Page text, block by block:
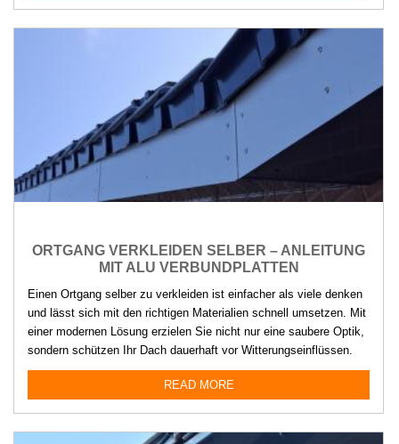
ORTGANG VERKLEIDEN SELBER – ANLEITUNG
MIT ALU VERBUNDPLATTEN
Einen Ortgang selber zu verkleiden ist einfacher als viele denken
und lässt sich mit den richtigen Materialien schnell umsetzen. Mit
einer modernen Lösung erzielen Sie nicht nur eine saubere Optik,
sondern schützen Ihr Dach dauerhaft vor Witterungseinflüssen.
READ MORE